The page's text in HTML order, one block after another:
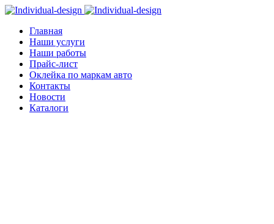
Главная
Наши услуги
Наши работы
Прайс-лист
Оклейка по маркам авто
Контакты
Новости
Каталоги